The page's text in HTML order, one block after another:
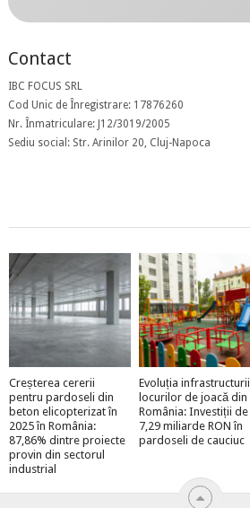
Contact
IBC FOCUS SRL
Cod Unic de Înregistrare: 17876260
Nr. Înmatriculare: J12/3019/2005
Sediu social: Str. Arinilor 20, Cluj-Napoca
Creșterea cererii
pentru pardoseli din
beton elicopterizat în
2025 în România:
87,86% dintre proiecte
provin din sectorul
industrial
Evoluția infrastructurii
locurilor de joacă din
România: Investiții de
7,29 miliarde RON în
pardoseli de cauciuc